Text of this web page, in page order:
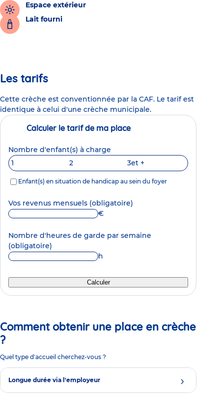
Espace extérieur
Lait fourni
Les tarifs
Cette crèche est conventionnée par la CAF. Le tarif est
identique à celui d'une crèche municipale.
Calculer le tarif de ma place
Nombre d'enfant(s) à charge
1
2 3et +
Enfant(s) en situation de handicap au sein du foyer
Vos revenus mensuels (obligatoire)
€
Nombre d'heures de garde par semaine
(obligatoire)
h
Calculer
Comment obtenir une place en crèche
?
Quel type d'accueil cherchez-vous ?
Longue durée via l'employeur